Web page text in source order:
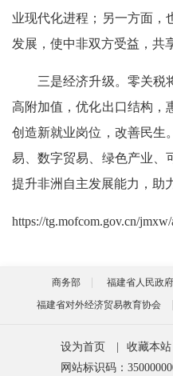
业现代化进程；另一方面，
发展，使中非双方受益，共
三是经济升级。零关税
高附加值，优化出口结构，
创造新就业岗位，改善民生
易、数字贸易、绿色产业、
提升非洲自主发展能力，助
https://tg.mofcom.gov.cn/
商务部 福建省人民政府
福建省对外经济贸易教育协会
设为首页 收藏本站
网站标识码：